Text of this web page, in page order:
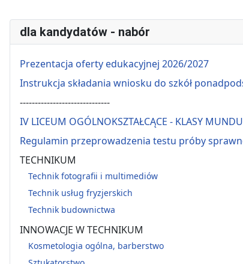
dla kandydatów - nabór
Prezentacja oferty edukacyjnej 2026/2027
Instrukcja składania wniosku do szkół
------------------------------
IV LICEUM OGÓLNOKSZTAŁCĄCE - KLASY
Regulamin przeprowadzenia testu próby
TECHNIKUM
Technik fotografii i multimediów
Technik usług fryzjerskich
Technik budownictwa
INNOWACJE W TECHNIKUM
Kosmetologia ogólna, barberstwo